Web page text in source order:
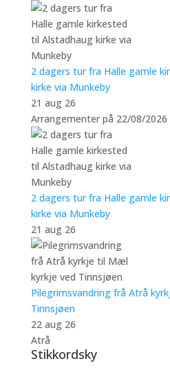
2 dagers tur fra Halle gamle
kirke via Munkeby
21 aug 26
Arrangementer på 22/08/2026
2 dagers tur fra Halle gamle
kirke via Munkeby
21 aug 26
Pilegrimsvandring frå Atrå
Tinnsjøen
22 aug 26
Atrå
Stikkordsky